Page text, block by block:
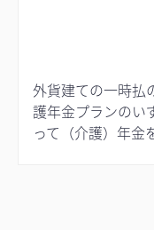
外貨建ての一時払
護年金プランのい
って（介護）年金